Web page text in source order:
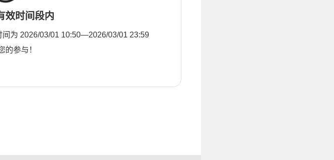
效时间段内
为 2026/03/01 10:50—2026/03/01 23:59
的参与！